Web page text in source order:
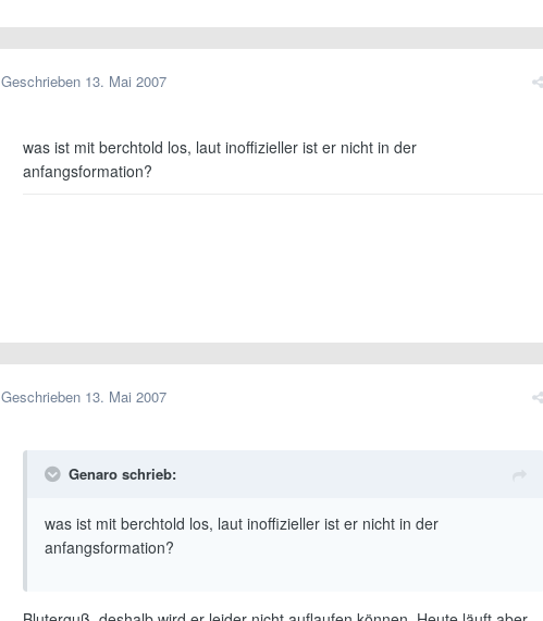
Geschrieben 13. Mai 2007
was ist mit berchtold los, laut inoffizieller ist er nicht in der
anfangsformation?
Geschrieben 13. Mai 2007
Genaro schrieb:
was ist mit berchtold los, laut inoffizieller ist er nicht in der
anfangsformation?